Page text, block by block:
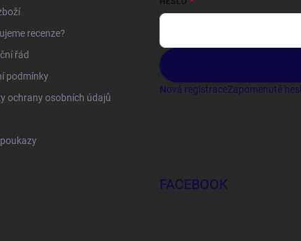
recenze?
řád
podmínky
ochrany osobních údajů
Nová registraceZapomenuté
FACEBOOK